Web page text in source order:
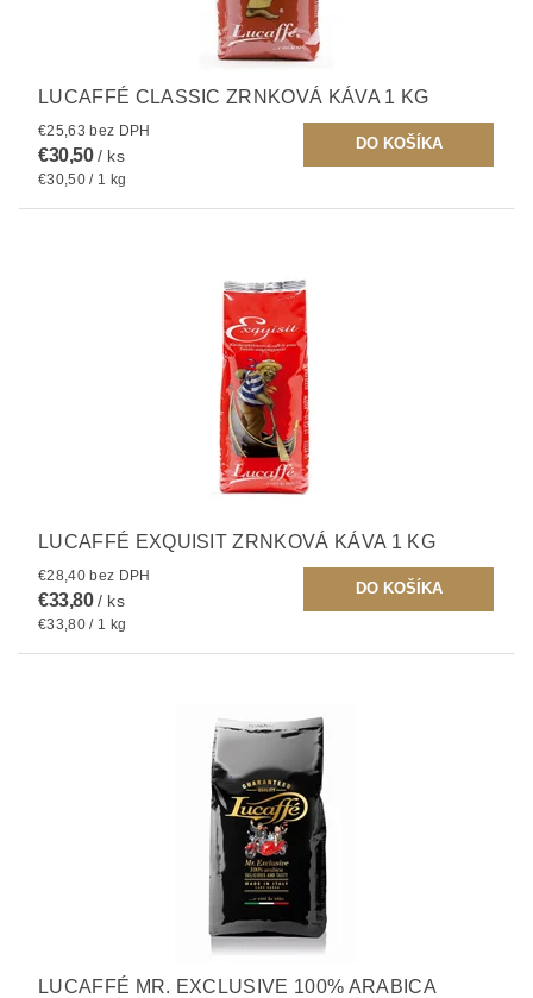
LUCAFFÉ CLASSIC ZRNKOVÁ KÁVA 1 KG
€25,63 bez DPH
€30,50/ ks
€30,50 / 1 kg
LUCAFFÉ EXQUISIT ZRNKOVÁ KÁVA 1 KG
€28,40 bez DPH
€33,80/ ks
€33,80 / 1 kg
LUCAFFÉ MR. EXCLUSIVE 100% ARABICA